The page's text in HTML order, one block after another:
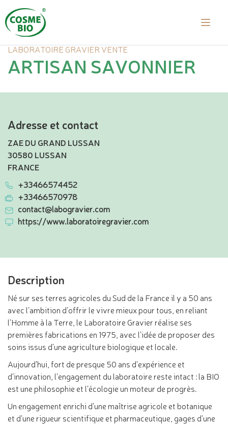
LABORATOIRE GRAVIER VENTE
ARTISAN SAVONNIER
Adresse et contact
ZAE DU GRAND LUSSAN
30580 LUSSAN
FRANCE
+33466574452
+33466570978
contact@labogravier.com
https://www.laboratoiregravier.com
Description
Né sur ses terres agricoles du Sud de la France il y a 50 ans
avec l’ambition d’offrir le vivre mieux pour tous, en reliant
l’Homme à la Terre, le Laboratoire Gravier réalise ses
premières fabrications en 1975, avec l’idée de proposer des
soins issus d’une agriculture biologique et locale.
Aujourd’hui, fort de presque 50 ans d’expérience et
d’innovation, l’engagement du laboratoire reste intact : la BIO
est une philosophie et l’écologie un moteur de progrès.
Un engagement enrichi d’une maîtrise agricole et botanique
et d’une rigueur scientifique et pharmaceutique, gages d’une